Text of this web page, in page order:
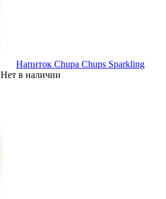
Напиток Chupa Chups Sparkling
Нет в наличии